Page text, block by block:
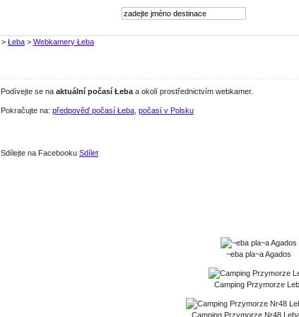
> Łeba > Webkamery Łeba
Podívejte se na aktuální počasí Łeba a okolí prostřednictvím webkamer.
Pokračujte na: předpověď počasí Łeba počasí v Polsku
Sdílejte na Facebooku Sdílet
~eba pla~a Agados
Camping Przymorze
Camping Przymorze Nr48